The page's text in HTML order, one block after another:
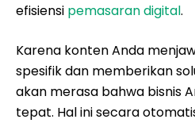
efisiensi pemasaran digital.
Karena konten Anda
spesifik dan memberikan
akan merasa bahwa bisnis
tepat. Hal ini secara